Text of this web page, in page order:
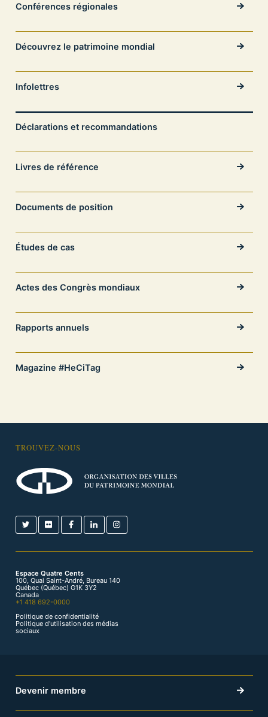
Conférences régionales
Découvrez le patrimoine mondial
Infolettres
Déclarations et recommandations
Livres de référence
Documents de position
Études de cas
Actes des Congrès mondiaux
Rapports annuels
Magazine #HeCiTag
TROUVEZ-NOUS
Espace Quatre Cents
100, Quai Saint-André, Bureau 140
Québec (Québec) G1K 3Y2
Canada
+1 418 692-0000
Politique de confidentialité
Politique d’utilisation des médias
sociaux
Devenir membre